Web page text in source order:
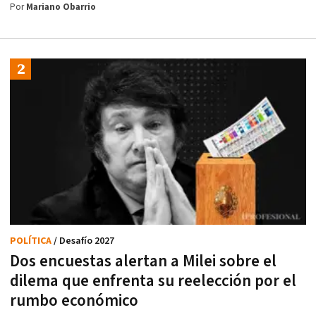
PorMariano Obarrio
Dos encuestas alertan a Milei sobre el
dilema que enfrenta su reelección por el
rumbo económico
POLÍTICA/ Desafío 2027